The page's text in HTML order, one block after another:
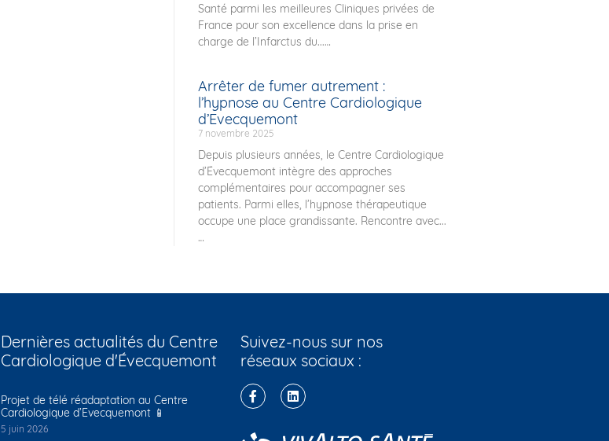
Santé parmi les meilleures Cliniques privées de
France pour son excellence dans la prise en
charge de l’Infarctus du...
Arrêter de fumer autrement :
l’hypnose au Centre Cardiologique
d’Evecquemont
7 novembre 2025
Depuis plusieurs années, le Centre Cardiologique
d’Évecquemont intègre des approches
complémentaires pour accompagner ses
patients. Parmi elles, l’hypnose thérapeutique
occupe une place grandissante. Rencontre avec...
Dernières actualités du Centre
Cardiologique d'Évecquemont
Projet de télé réadaptation au Centre
Cardiologique d’Evecquemont 📱
5 juin 2026
Suivez-nous sur nos
réseaux sociaux :